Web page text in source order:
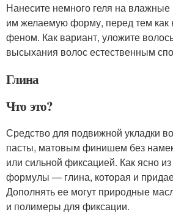
Нанесите немного геля на
им желаемую форму, перед тем как
феном. Как вариант, уложите
высыхания волос естественным
Глина
Что это?
Средство для подвижной укладки
пасты, матовым финишем без
или сильной фиксацией. Как ясно
формулы — глина, которая и
Дополнять ее могут природные
и полимеры для фиксации.